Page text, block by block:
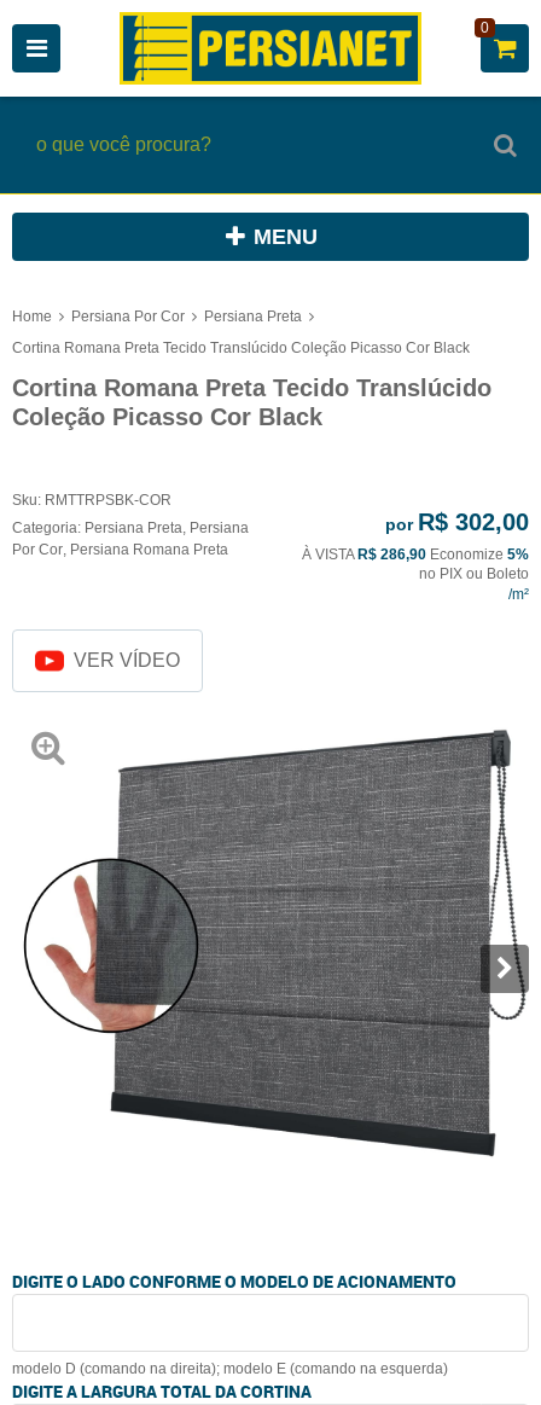
0
MENU
Home Persiana Por Cor
Persiana Preta
Cortina Romana Preta Tecido Translúcido Coleção Picasso Cor Black
Cortina Romana Preta Tecido Translúcido
Coleção Picasso Cor Black
Sku: RMTTRPSBK-COR
Categoria: Persiana Preta, Persiana
Por Cor, Persiana Romana Preta
por R$ 302,00
À VISTA R$ 286,90 Economize 5%
no PIX ou Boleto
VER VÍDEO
DIGITE O LADO CONFORME O MODELO DE ACIONAMENTO
modelo D (comando na direita); modelo E (comando na esquerda)
DIGITE A LARGURA TOTAL DA CORTINA